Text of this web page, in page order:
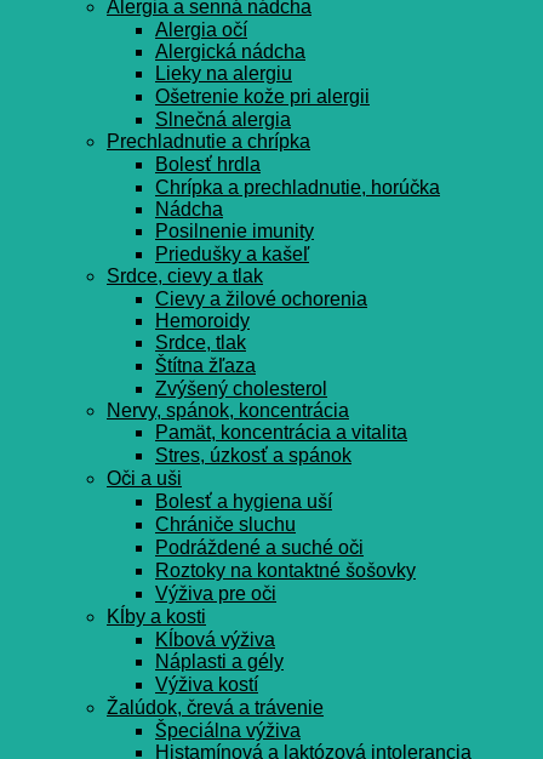
Alergia a senná nádcha
Alergia očí
Alergická nádcha
Lieky na alergiu
Ošetrenie kože pri alergii
Slnečná alergia
Prechladnutie a chrípka
Bolesť hrdla
Chrípka a prechladnutie, horúčka
Nádcha
Posilnenie imunity
Priedušky a kašeľ
Srdce, cievy a tlak
Cievy a žilové ochorenia
Hemoroidy
Srdce, tlak
Štítna žľaza
Zvýšený cholesterol
Nervy, spánok, koncentrácia
Pamät, koncentrácia a vitalita
Stres, úzkosť a spánok
Oči a uši
Bolesť a hygiena uší
Chrániče sluchu
Podráždené a suché oči
Roztoky na kontaktné šošovky
Výživa pre oči
Kĺby a kosti
Kĺbová výživa
Náplasti a gély
Výživa kostí
Žalúdok, črevá a trávenie
Špeciálna výživa
Histamínová a laktózová intolerancia